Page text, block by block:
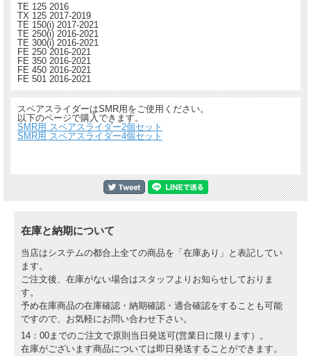
TE 125 2016
TX 125 2017-2019
TE 150(i) 2017-2021
TE 250(i) 2016-2021
TE 300(i) 2016-2021
FE 250 2016-2021
FE 350 2016-2021
FE 450 2016-2021
FE 501 2016-2021
スペアスライダーはSMR用をご使用ください。
以下のページで購入できます。
SMR用 スペアスライダー2個セット
SMR用 スペアスライダー4個セット
在庫と納期について
当店はシステムの都合上全ての商品を「在庫あり」と表記してい
ます。
ご注文後、在庫がない場合はスタッフよりお知らせしておりま
す。
予め在庫商品の在庫確認・納期確認・適合確認をすることも可能
ですので、お気軽にお問い合わせ下さい。
14：00までのご注文で原則当日発送可(営業日に限ります）。
在庫がございます商品については即日発送することができます。